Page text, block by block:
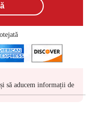
să aducem informații de